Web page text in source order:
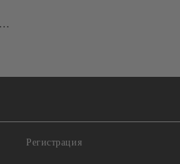
Регистрация